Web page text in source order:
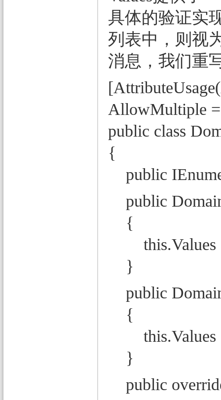
具体的验证实
列表中，则视
消息，我们重
AllowMultiple
public class
{
public
public
{
this.Values
}
public
{
this.Values
}
public